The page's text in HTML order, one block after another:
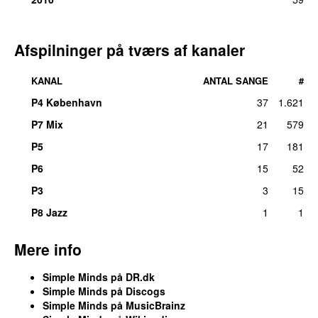
ons 26. sep 2018
East at Easter
1
Ghost Dancing
1
Honest Town
1
søn 3. dec 2023
Midnight Walking
Afspilninger på tværs af kanaler
KANAL ANTAL SANGE #
P4 København 37
1.621
P7 Mix
21
579
P5
17
181
P6
15
52
P3
3
15
P8 Jazz
1 1
Mere info
Simple Minds på DR.dk
Simple Minds på Discogs
Simple Minds på MusicBrainz